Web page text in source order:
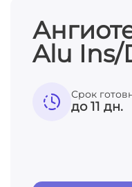
Alu Ins/
Срок
до 11 дн.